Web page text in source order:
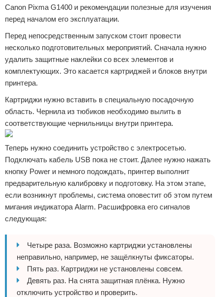
Canon Pixma G1400 и рекомендации полезные для изучения
перед началом его эксплуатации.
Перед непосредственным запуском стоит провести
несколько подготовительных мероприятий. Сначала нужно
удалить защитные наклейки со всех элементов и
комплектующих. Это касается картриджей и блоков внутри
принтера.
Картриджи нужно вставить в специальную посадочную
область. Чернила из тюбиков необходимо вылить в
соответствующие чернильницы внутри принтера.
Теперь нужно соединить устройство с электросетью.
Подключать кабель USB пока не стоит. Далее нужно нажать
кнопку Power и немного подождать, принтер выполнит
предварительную калибровку и подготовку. На этом этапе,
если возникнут проблемы, система оповестит об этом путем
мигания индикатора Alarm. Расшифровка его сигналов
следующая:
Четыре раза. Возможно картриджи установлены
неправильно, например, не защёлкнуты фиксаторы.
Пять раз. Картриджи не установлены совсем.
Девять раз. На снята защитная плёнка. Нужно
отключить устройство и проверить.